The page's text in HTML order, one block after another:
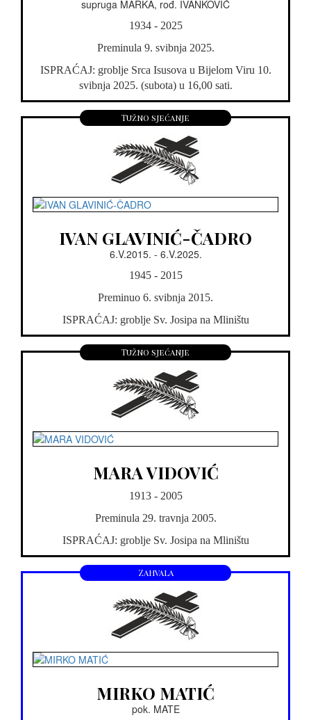
supruga MARKA, rođ. IVANKOVIĆ
1934 - 2025
Preminula 9. svibnja 2025.
ISPRAĆAJ: groblje Srca Isusova u Bijelom Viru 10.
svibnja 2025. (subota) u 16,00 sati.
Tužno sjećanje
IVAN GLAVINIĆ-ČADRO
6.V.2015. - 6.V.2025.
1945 - 2015
Preminuo 6. svibnja 2015.
ISPRAĆAJ: groblje Sv. Josipa na Mliništu
Tužno sjećanje
MARA VIDOVIĆ
1913 - 2005
Preminula 29. travnja 2005.
ISPRAĆAJ: groblje Sv. Josipa na Mliništu
Zahvala
MIRKO MATIĆ
pok. MATE